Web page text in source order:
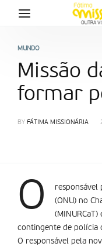
MUNDO
Missão
formar
BY FÁTIMA MISSIONÁRIA
O
responsável
(ONU) no
contingente de polícia
O responsável pela